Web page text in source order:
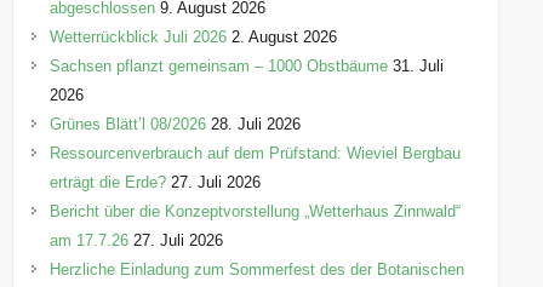
i
e
abgeschlossen 9. August 2026
Wetterrückblick Juli 2026 2. August 2026
Sachsen pflanzt gemeinsam – 1000 Obstbäume 31. Juli
2026
Grünes Blätt’l 08/2026 28. Juli 2026
Ressourcenverbrauch auf dem Prüfstand: Wieviel Bergbau
erträgt die Erde? 27. Juli 2026
Bericht über die Konzeptvorstellung „Wetterhaus Zinnwald“
am 17.7.26 27. Juli 2026
Herzliche Einladung zum Sommerfest des der Botanischen